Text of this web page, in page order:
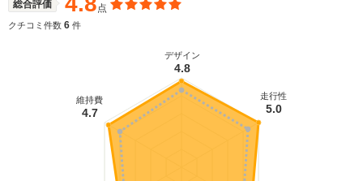
総合評価 点
クチコミ件数 6 件
デザイン
4.8
走行性
5.0
維持費
4.7